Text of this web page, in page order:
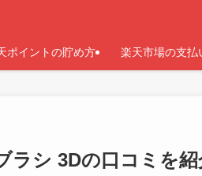
ポイントの貯め方 楽天市場の支払
ラシ 3Dの口コミを